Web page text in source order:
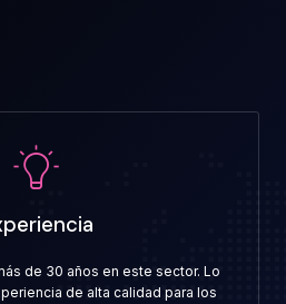
de 30 años en este sector. Lo
de alta calidad para los